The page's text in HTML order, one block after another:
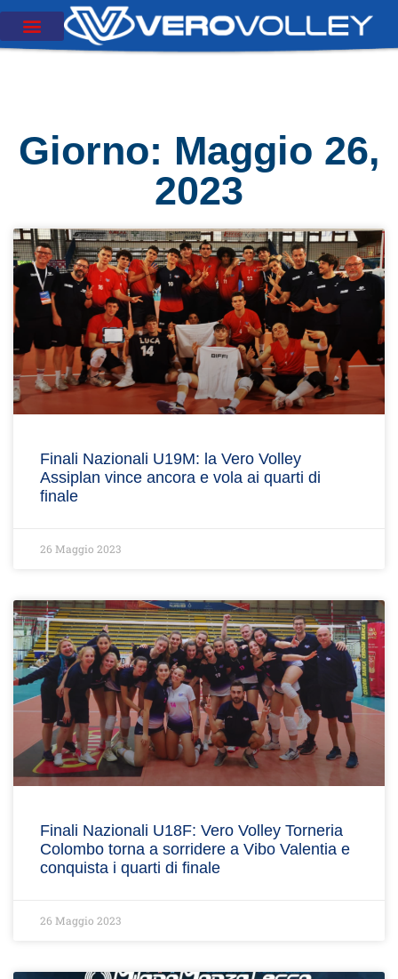
Giorno: Maggio 26,
2023
Finali Nazionali U19M: la Vero Volley
Assiplan vince ancora e vola ai quarti di
finale
26 Maggio 2023
Finali Nazionali U18F: Vero Volley Torneria
Colombo torna a sorridere a Vibo Valentia e
conquista i quarti di finale
26 Maggio 2023